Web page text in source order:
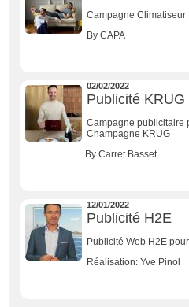
Campagne Climatiseur
By CAPA
02/02/2022
Publicité KRUG
Campagne publicitaire
Champagne KRUG
By Carret Basset.
12/01/2022
Publicité H2E
Publicité Web H2E
Réalisation: Yve Pinol